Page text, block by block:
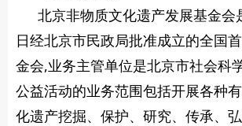
北京非物质文化遗产发展基金会
日经北京市民政局批准成立的全国
金会,业务主管单位是北京市社会科
公益活动的业务范围包括开展各种
化遗产挖掘、保护、研究、传承、